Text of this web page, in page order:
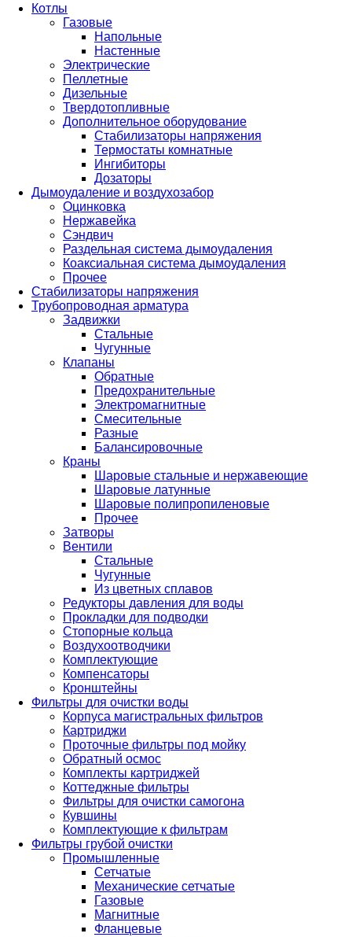
Котлы
Газовые
Напольные
Настенные
Электрические
Пеллетные
Дизельные
Твердотопливные
Дополнительное оборудование
Стабилизаторы напряжения
Термостаты комнатные
Ингибиторы
Дозаторы
Дымоудаление и воздухозабор
Оцинковка
Нержавейка
Сэндвич
Раздельная система дымоудаления
Коаксиальная система дымоудаления
Прочее
Стабилизаторы напряжения
Трубопроводная арматура
Задвижки
Стальные
Чугунные
Клапаны
Обратные
Предохранительные
Электромагнитные
Смесительные
Разные
Балансировочные
Краны
Шаровые стальные и нержавеющие
Шаровые латунные
Шаровые полипропиленовые
Прочее
Затворы
Вентили
Стальные
Чугунные
Из цветных сплавов
Редукторы давления для воды
Прокладки для подводки
Стопорные кольца
Воздухоотводчики
Комплектующие
Компенсаторы
Кронштейны
Фильтры для очистки воды
Корпуса магистральных фильтров
Картриджи
Проточные фильтры под мойку
Обратный осмос
Комплекты картриджей
Коттеджные фильтры
Фильтры для очистки самогона
Кувшины
Комплектующие к фильтрам
Фильтры грубой очистки
Промышленные
Сетчатые
Механические сетчатые
Газовые
Магнитные
Фланцевые